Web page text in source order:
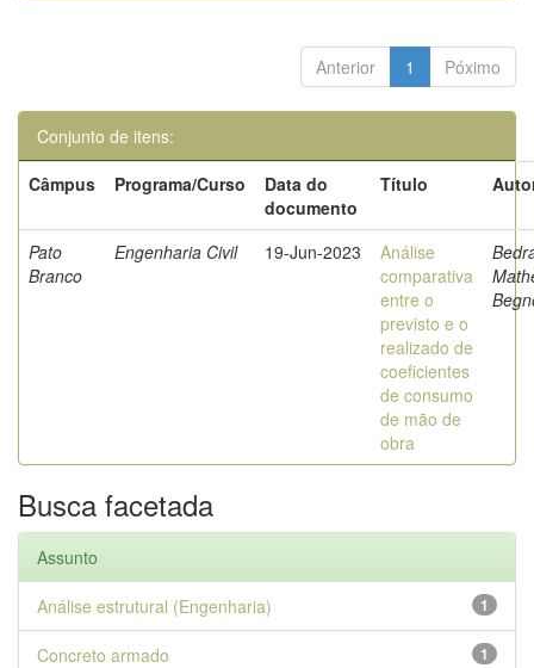
Anterior 1 Póximo
Conjunto de itens:
Câmpus
Programa/Curso
Data do
documento
Título
Pato
Branco
Engenharia Civil 19-Jun-2023
Análise
comparativa
entre o
previsto e o
realizado de
coeficientes
de consumo
de mão de
obra
Busca facetada
Assunto
1
Análise estrutural (Engenharia)
1
Concreto armado